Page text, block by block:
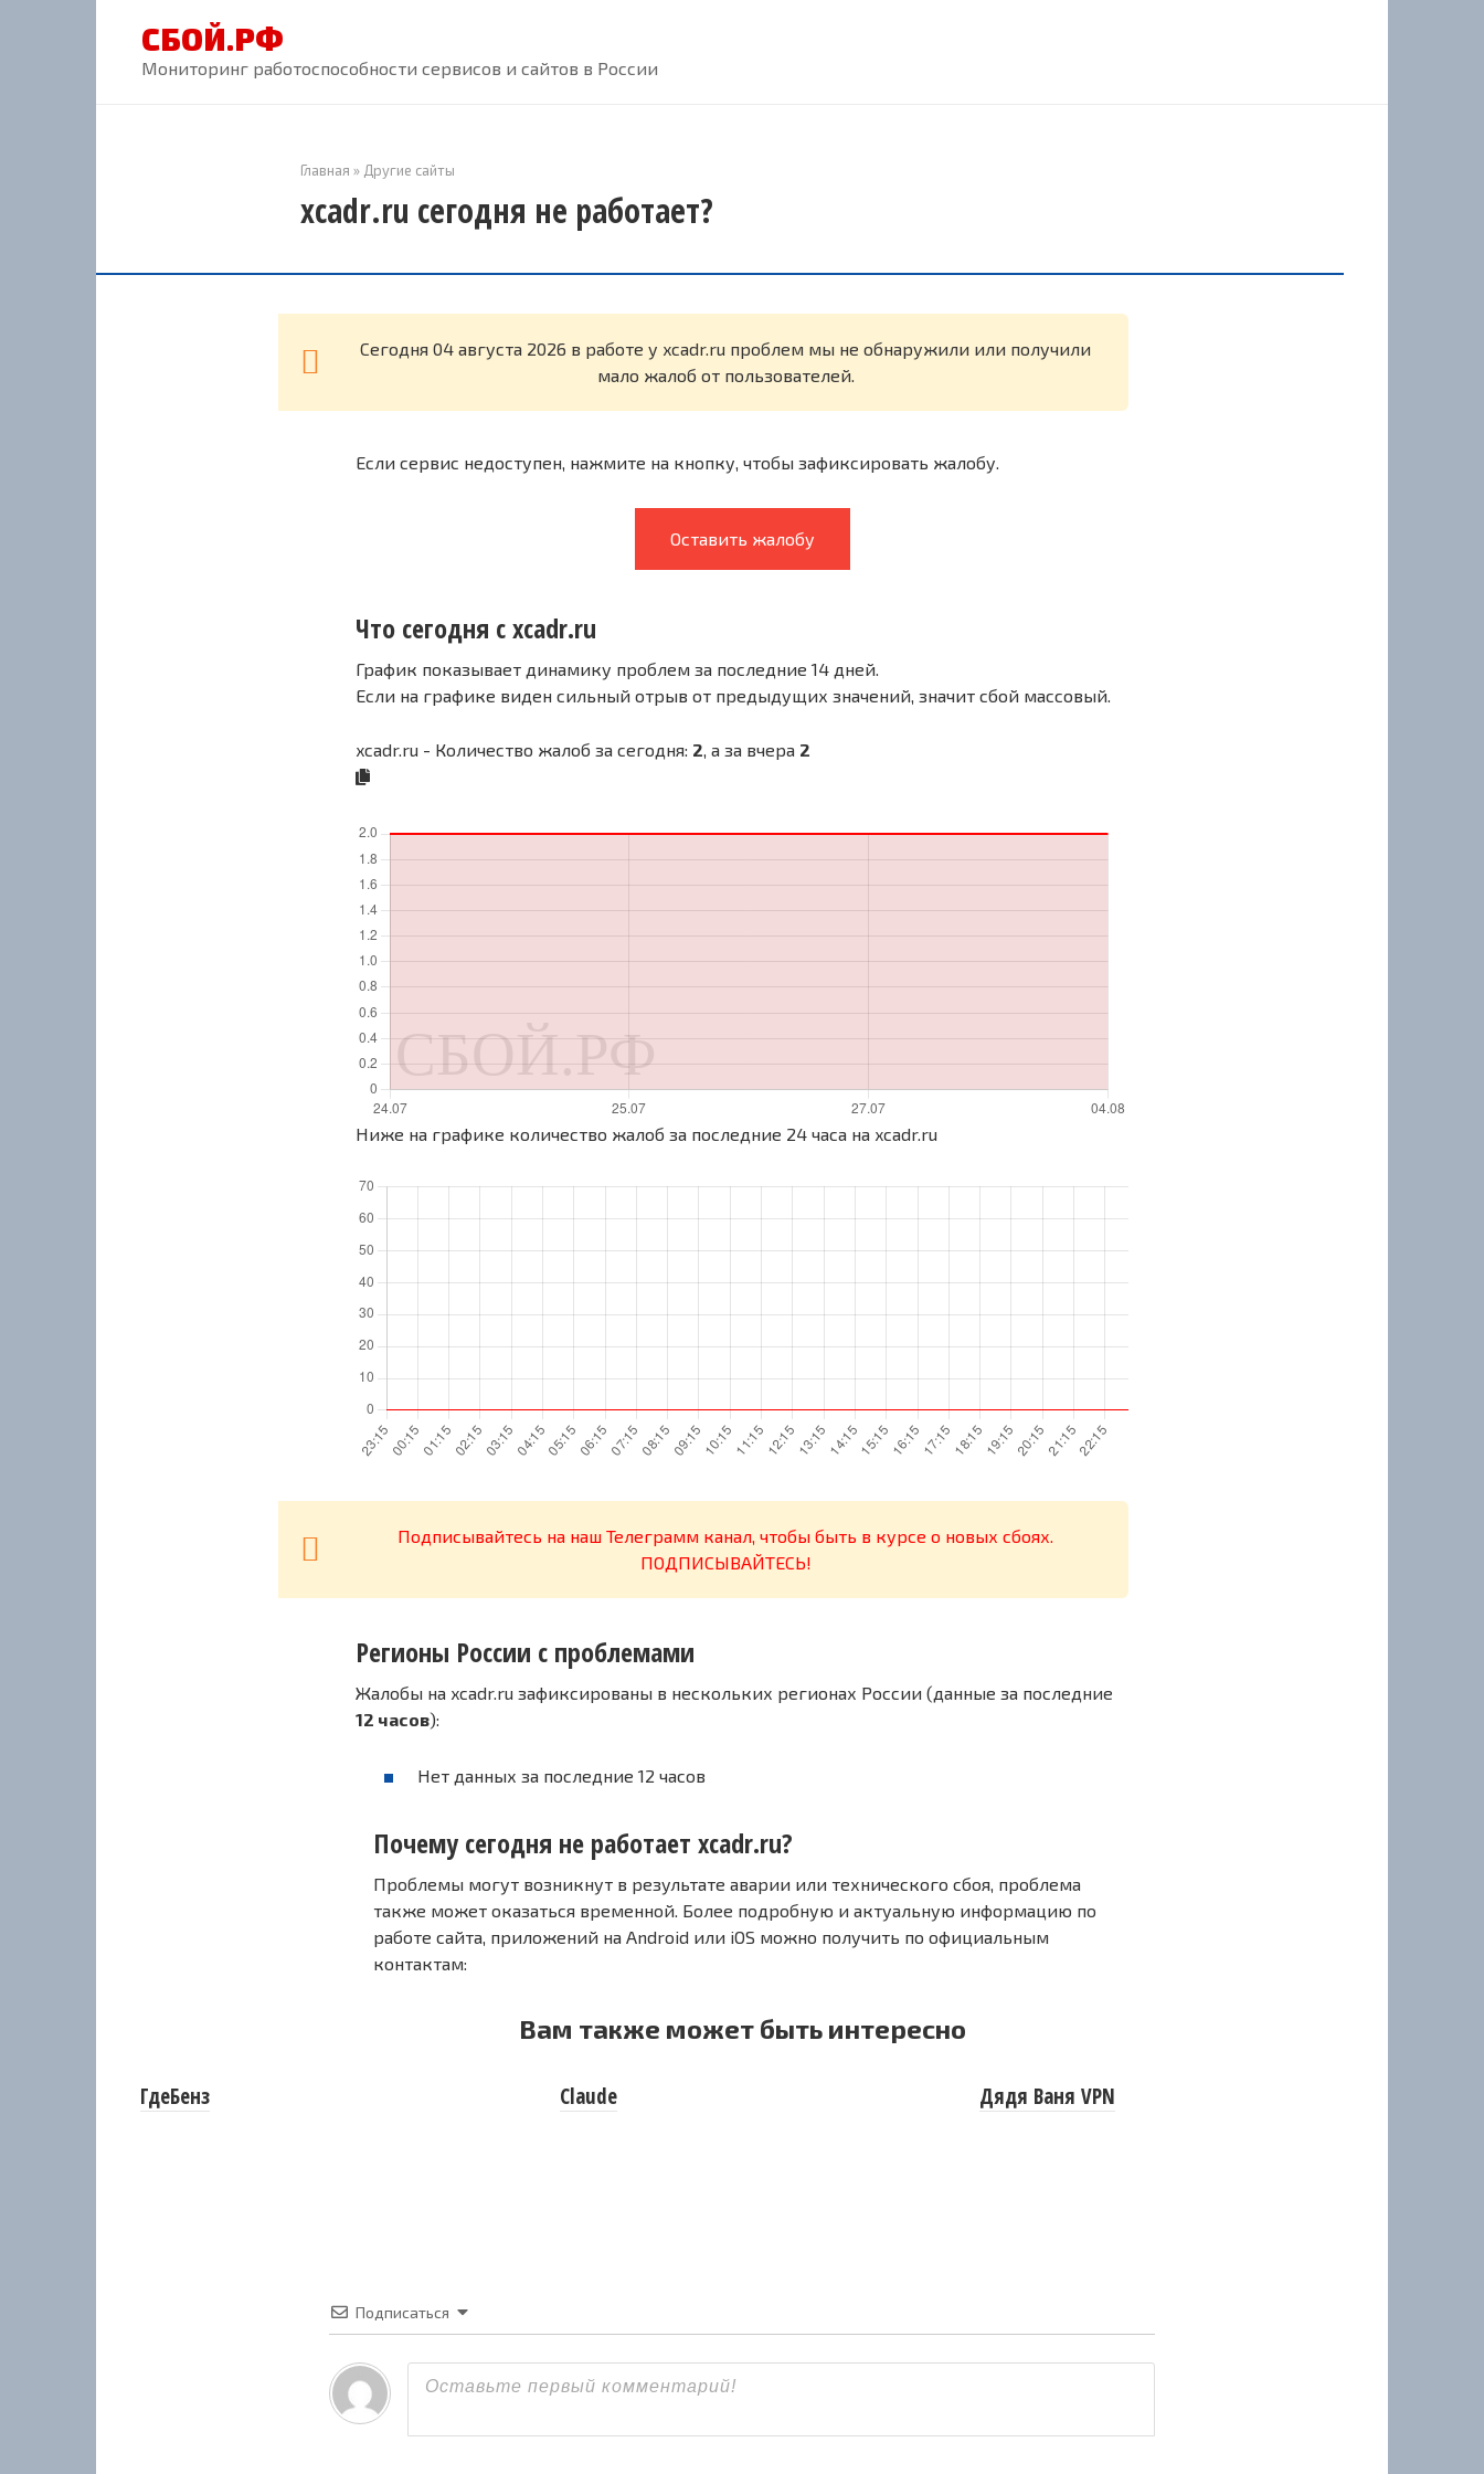
СБОЙ.РФ
Мониторинг работоспособности сервисов и сайтов в России
Главная » Другие сайты
xcadr.ru сегодня не работает?
Cегодня 04 августа 2026 в работе у xcadr.ru проблем мы не обнаружили или получили
мало жалоб от пользователей.
Если сервис недоступен, нажмите на кнопку, чтобы зафиксировать жалобу.
Оставить жалобу
Что сегодня с xcadr.ru
График показывает динамику проблем за последние 14 дней.
Если на графике виден сильный отрыв от предыдущих значений, значит сбой массовый.
xcadr.ru - Количество жалоб за сегодня: 2, а за вчера 2
Ниже на графике количество жалоб за последние 24 часа на xcadr.ru
Подписывайтесь на наш Телеграмм канал, чтобы быть в курсе о новых сбоях.
ПОДПИСЫВАЙТЕСЬ!
Регионы России с проблемами
Жалобы на xcadr.ru зафиксированы в нескольких регионах России (данные за последние
12 часов):
Нет данных за последние 12 часов
Почему сегодня не работает xcadr.ru?
Проблемы могут возникнут в результате аварии или технического сбоя, проблема
также может оказаться временной. Более подробную и актуальную информацию по
работе сайта, приложений на Android или iOS можно получить по официальным
контактам:
Вам также может быть интересно
ГдеБенз Claude Дядя Ваня VPN
Подписаться